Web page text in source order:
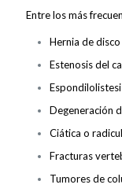
Entre los más
Hernia de
Estenosis del
Degeneración
Ciática o
Fracturas
Tumores de